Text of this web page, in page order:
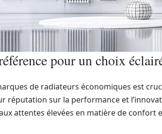
pour un choix
de radiateurs économiques est
réputation sur la performance et
attentes élevées en matière de confort